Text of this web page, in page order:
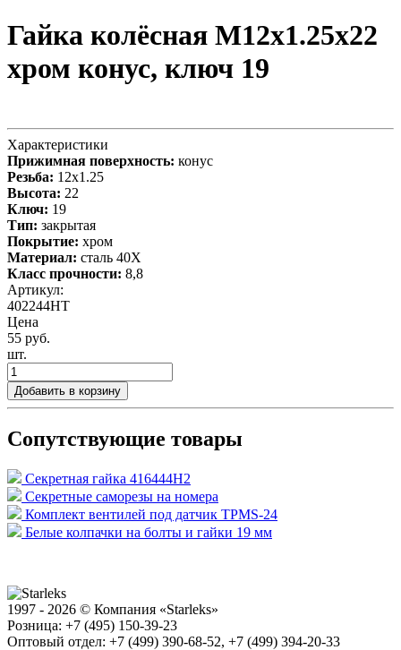
Гайка колёсная М12x1.25x22
хром конус, ключ 19
Характеристики
Прижимная поверхность: конус
Резьба: 12x1.25
Высота: 22
Ключ: 19
Тип: закрытая
Покрытие: хром
Материал: сталь 40X
Класс прочности: 8,8
Артикул:
402244HT
Цена
55 руб.
шт.
Добавить в корзину
Сопутствующие товары
Секретная гайка 416444H2
Секретные саморезы на номера
Комплект вентилей под датчик TPMS-24
Белые колпачки на болты и гайки 19 мм
1997 - 2026 © Компания «Starleks»
Розница: +7 (495) 150-39-23
Оптовый отдел: +7 (499) 390-68-52, +7 (499) 394-20-33